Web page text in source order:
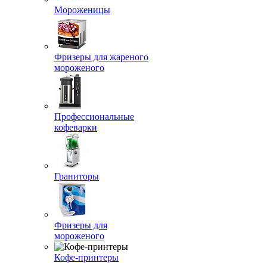
Мороженицы
Фризеры для жареного
мороженого
Профессиональные
кофеварки
Граниторы
Фризеры для
мороженого
Кофе-принтеры